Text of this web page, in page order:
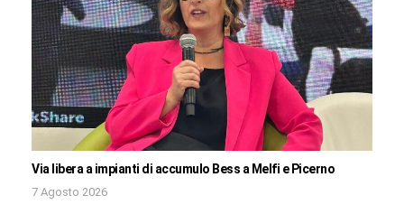
Via libera a impianti di accumulo Bess a Melfi e Picerno
7 Agosto 2026